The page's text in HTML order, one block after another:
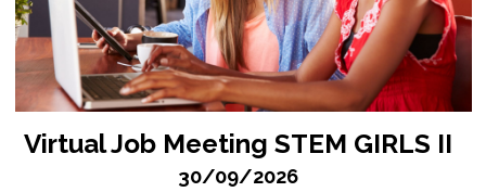
Virtual Job Meeting STEM GIRLS II
30/09/2026